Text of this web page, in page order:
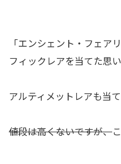
「エンシェント・フェア
フィックレアを当てた思
アルティメットレアも当
値段は高くないですが、